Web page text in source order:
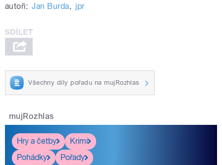
autoři: Jan Burda, jpr
Všechny díly pořadu na mujRozhlas
mujRozhlas
Hry a četby
Krimi
Pohádky
Pořady